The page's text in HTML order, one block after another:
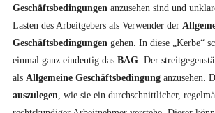
Geschäftsbedingungen anzusehen sind und
Lasten des Arbeitgebers als Verwender der
Geschäftsbedingungen gehen. In diese „Kerbe“
einmal ganz eindeutig dasBAG. Der
alsAllgemeine Geschäftsbedingung anzusehen.
auszulegen, wie sie ein durchschnittlicher,